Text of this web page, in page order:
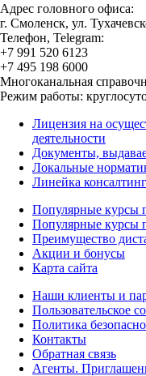
Адрес головного офиса:
г. Смоленск, ул.
Телефон, Telegram:
+7 991 520 6123
+7 495 198 6000
Многоканальная
Режим работы:
Лицензия на
деятельности
Документы,
Локальные
Линейка
Популярные курсы
Популярные курсы
Преимущество
Акции и бонусы
Карта сайта
Наши клиенты и
Пользовательское
Политика
Контакты
Обратная связь
Агенты.